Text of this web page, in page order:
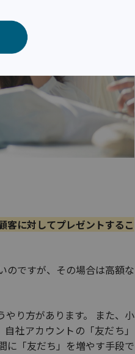
客に対してプレゼントするこ
のですが、その場合は高額な
やり方があります。 また、小
社アカウントの「友だち」
に「友だち」を増やす手段で